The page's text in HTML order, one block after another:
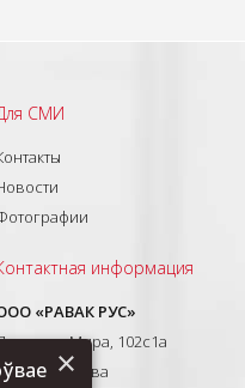
СМИ
информация
«РАВАК РУС»
Мира, 102с1а
Москва
×